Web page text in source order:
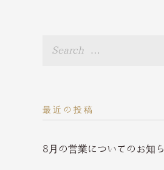
最近の投稿
8月の営業についてのお知